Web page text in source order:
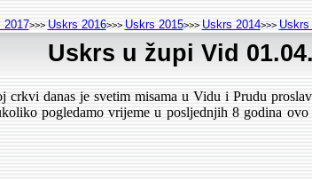
2017>>> Uskrs 2016>>> Uskrs 2015>>> Uskrs 2014>>> Uskrs
Uskrs u župi Vid
crkvi danas je svetim misama u Vidu i Prudu
pogledamo vrijeme u posljednjih 8 godina